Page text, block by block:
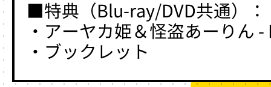
■特典（Blu-ray/DVD共通）：
・アーヤカ姫＆怪盗あーりん
・ブックレット